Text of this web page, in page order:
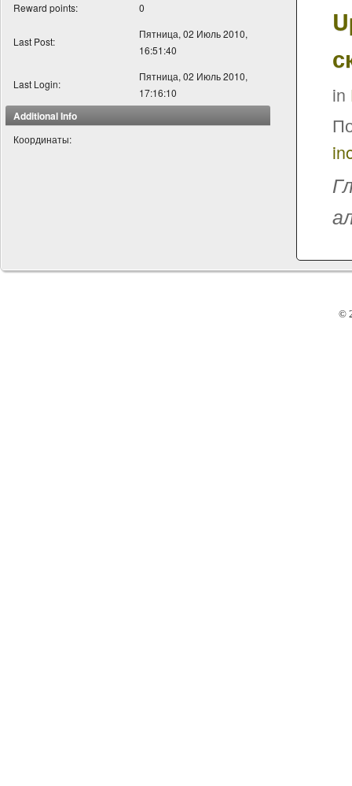
Reward points:
0
Last Post:
Пятница, 02 Июль 2010,
16:51:40
Last Login:
Пятница, 02 Июль 2010,
17:16:10
Additional Info
Координаты:
in
©